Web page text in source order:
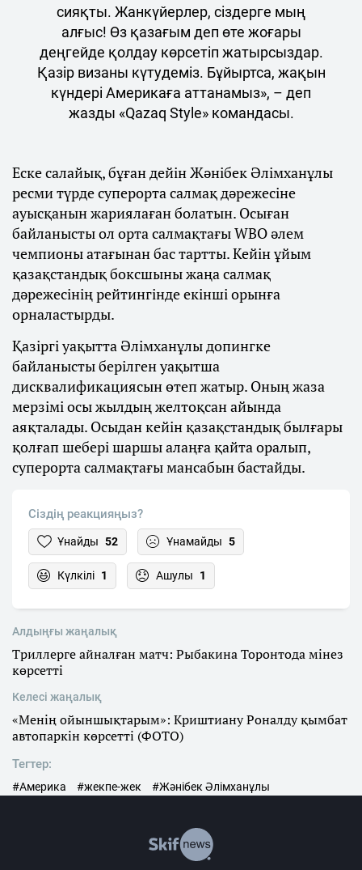
сияқты. Жанкүйерлер, сіздерге мың
алғыс! Өз қазағым деп өте жоғары
деңгейде қолдау көрсетіп жатырсыздар.
Қазір визаны күтудеміз. Бұйыртса, жақын
күндері Америкаға аттанамыз», – деп
жазды «Qazaq Style» командасы.
Еске салайық, бұған дейін Жәнібек Әлімханұлы
ресми түрде суперорта салмақ дәрежесіне
ауысқанын жариялаған болатын. Осыған
байланысты ол орта салмақтағы WBO әлем
чемпионы атағынан бас тартты. Кейін ұйым
қазақстандық боксшыны жаңа салмақ
дәрежесінің рейтингінде екінші орынға
орналастырды.
Қазіргі уақытта Әлімханұлы допингке
байланысты берілген уақытша
дисквалификациясын өтеп жатыр. Оның жаза
мерзімі осы жылдың желтоқсан айында
аяқталады. Осыдан кейін қазақстандық былғары
қолғап шебері шаршы алаңға қайта оралып,
суперорта салмақтағы мансабын бастайды.
Сіздің реакцияңыз?
Ұнайды 52 Ұнамайды 5
Күлкілі 1 Ашулы 1
Алдыңғы жаңалық
Триллерге айналған матч: Рыбакина Торонтода мінез
көрсетті
Келесі жаңалық
«Менің ойыншықтарым»: Криштиану Роналду қымбат
автопаркін көрсетті (ФОТО)
Тегтер:
#Америка #жекпе-жек #Жәнібек Әлімханұлы